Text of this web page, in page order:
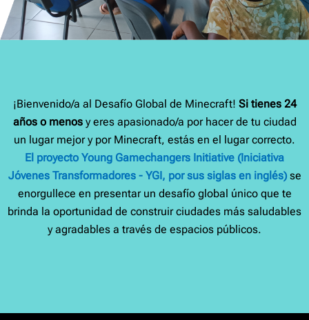
¡Bienvenido/a al Desafío Global de Minecraft! Si tienes 24
años o menosy eres apasionado/a por hacer de tu ciudad
un lugar mejor y por Minecraft, estás en el lugar correcto.
El proyecto Young Gamechangers Initiative (Iniciativa
Jóvenes Transformadores - YGI, por sus siglas en inglés)se
enorgullece en presentar un desafío global único que te
brinda la oportunidad de construir ciudades más saludables
y agradables a través de espacios públicos.